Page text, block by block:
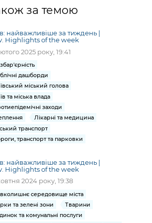
Безбар'єрність
Київська міська військова
адміністрація
Портал послуг
Міський застосунок Київ
Цифровий
Важливе під час
воєнного стану
міській військовій
адміністрації
«Ініціатива
«Партнерство
Важливе під час
воєнного стану
дій чи
про
на
дашборди
та
/
журналіст
ський
запит /
Submitting
a media
за темою
найважливіше за тиждень |
Highlights of the week
2025 року, 19:41
дашборди
міський голова
та міська влада
заходи
Лікарні та медицина
транспорт
транспорт та парковки
найважливіше за тиждень |
Highlights of the week
2024 року, 19:38
середовище міста
та зелені зони
Тварини
та комунальні послуги